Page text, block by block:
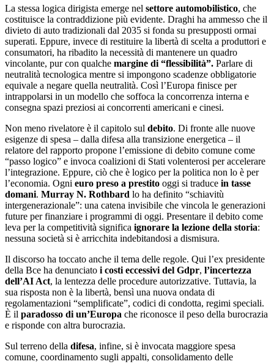
La stessa logica dirigista emerge nel settore automobilistico, che
costituisce la contraddizione più evidente. Draghi ha ammesso che il
divieto di auto tradizionali dal 2035 si fonda su presupposti ormai
superati. Eppure, invece di restituire la libertà di scelta a produttori e
consumatori, ha ribadito la necessità di mantenere un quadro
vincolante, pur con qualche margine di “flessibilità”. Parlare di
neutralità tecnologica mentre si impongono scadenze obbligatorie
equivale a negare quella neutralità. Così l’Europa finisce per
intrappolarsi in un modello che soffoca la concorrenza interna e
consegna spazi preziosi ai concorrenti americani e cinesi.
Non meno rivelatore è il capitolo sul debito. Di fronte alle nuove
esigenze di spesa – dalla difesa alla transizione energetica – il
relatore del rapporto propone l’emissione di debito comune come
“passo logico” e invoca coalizioni di Stati volenterosi per accelerare
l’integrazione. Eppure, ciò che è logico per la politica non lo è per
l’economia. Ogni euro preso a prestito oggi si traduce in tasse
domani. Murray N. Rothbard lo ha definito “schiavitù
intergenerazionale”: una catena invisibile che vincola le generazioni
future per finanziare i programmi di oggi. Presentare il debito come
leva per la competitività significa ignorare la lezione della storia:
nessuna società si è arricchita indebitandosi a dismisura.
Il discorso ha toccato anche il tema delle regole. Qui l’ex presidente
della Bce ha denunciato i costi eccessivi del Gdpr, l’incertezza
dell’AI Act, la lentezza delle procedure autorizzative. Tuttavia, la
sua risposta non è la libertà, bensì una nuova ondata di
regolamentazioni “semplificate”, codici di condotta, regimi speciali.
È il paradosso di un’Europa che riconosce il peso della burocrazia
e risponde con altra burocrazia.
Sul terreno della difesa, infine, si è invocata maggiore spesa
comune, coordinamento sugli appalti, consolidamento delle